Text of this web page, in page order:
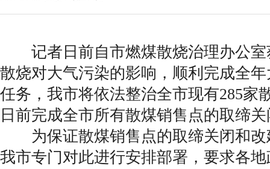
记者日前自市燃煤散烧治理办公室
散烧对大气污染的影响，顺利完成全
任务，我市将依法整治全市现有285家
日前完成全市所有散煤销售点的取缔
为保证散煤销售点的取缔关闭和改
我市专门对此进行安排部署，要求各